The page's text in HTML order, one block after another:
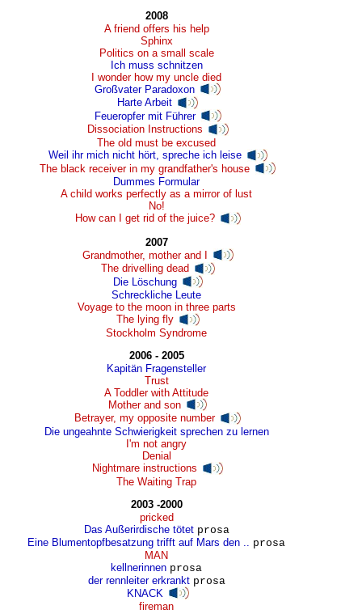
2008
A friend offers his help
Sphinx
Politics on a small scale
Ich muss schnitzen
I wonder how my uncle died
Großvater Paradoxon
Harte Arbeit
Feueropfer mit Führer
Dissociation Instructions
The old must be excused
Weil ihr mich nicht hört, spreche ich leise
The black receiver in my grandfather's house
Dummes Formular
A child works perfectly as a mirror of lust
No!
How can I get rid of the juice?
2007
Grandmother, mother and I
The drivelling dead
Die Löschung
Schreckliche Leute
Voyage to the moon in three parts
The lying fly
Stockholm Syndrome
2006 - 2005
Kapitän Fragensteller
Trust
A Toddler with Attitude
Mother and son
Betrayer, my opposite number
Die ungeahnte Schwierigkeit sprechen zu lernen
I'm not angry
Denial
Nightmare instructions
The Waiting Trap
2003 -2000
pricked
Das Außerirdische tötet prosa
Eine Blumentopfbesatzung trifft auf Mars den ..
prosa
MAN
kellnerinnen prosa
der rennleiter erkrankt prosa
KNACK
fireman